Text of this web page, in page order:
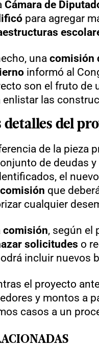
Cámara de
para agregar
unacomisión
informó al
son el fruto de
enlistar las
detalles del
de la pieza
de deudas
el
que
cualquier
comisión, según el
solicitudes o
incluir nuevos
el proyecto
y montos a
casos a un